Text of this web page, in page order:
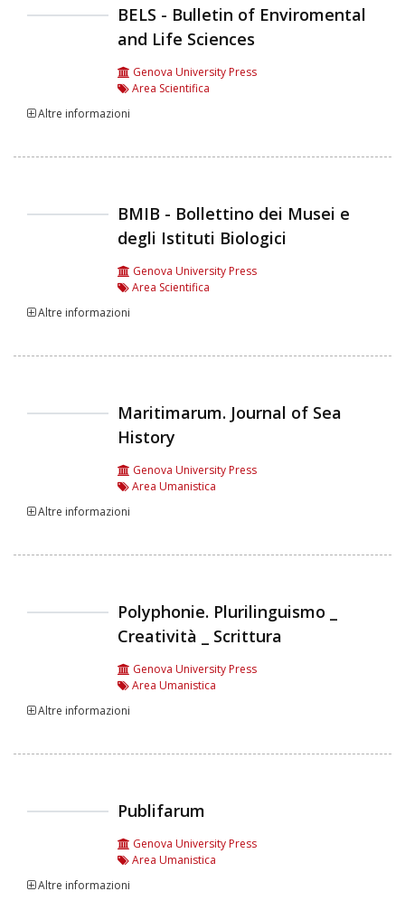
BELS - Bulletin of Enviromental
and Life Sciences
Genova University Press
Area Scientifica
Altre informazioni
BMIB - Bollettino dei Musei e
degli Istituti Biologici
Genova University Press
Area Scientifica
Altre informazioni
Maritimarum. Journal of Sea
History
Genova University Press
Area Umanistica
Altre informazioni
Polyphonie. Plurilinguismo _
Creatività _ Scrittura
Genova University Press
Area Umanistica
Altre informazioni
Publifarum
Genova University Press
Area Umanistica
Altre informazioni